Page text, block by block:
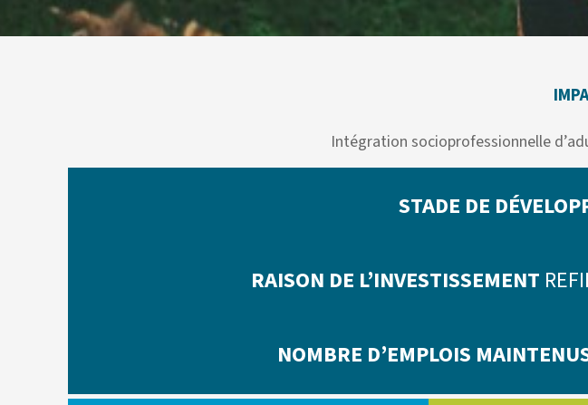
Intégration socioprofessionnelle
STADE DE
RAISON DE L’INVESTISSEMENT
NOMBRE D’EMPLOIS